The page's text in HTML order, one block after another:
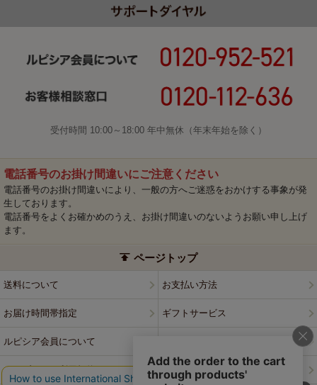
受付時間 10:00～18:00 年中無休（年末年始を除く）
電話番号のお掛け間違いにご注意ください
電話番号のお掛け間違いにより、一般の方へご迷惑をおかけする事象が発
生しております。
電話番号をよくお確かめのうえ、お掛け間違いのないようお願い申し上げ
ます。
ページトップ
送料について お支払い方法
お届け時間帯指定 ギフトサービス
ルピシア会員について
ウェブサイト利用規約 特定商取引法に基づく表記